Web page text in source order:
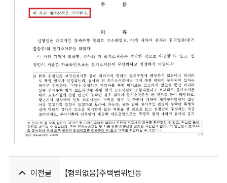
이전글 【혐의없음】주택법위반등